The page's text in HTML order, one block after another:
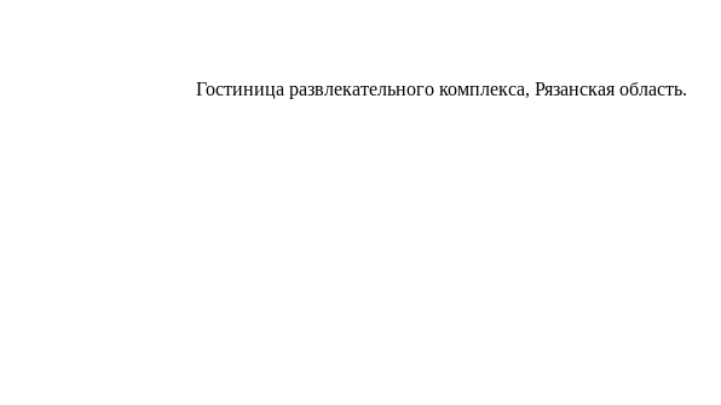
Гостиница развлекательного комплекса, Рязанская область.